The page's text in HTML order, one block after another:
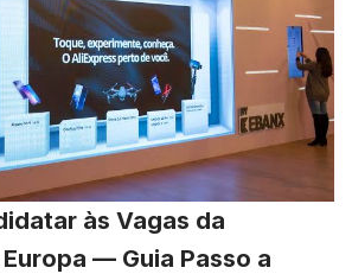
às Vagas da
— Guia Passo a